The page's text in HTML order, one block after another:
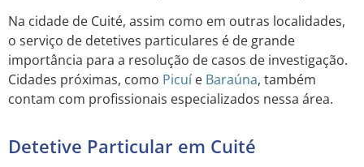
Na cidade de Cuité, assim como em outras localidades,
o serviço de detetives particulares é de grande
importância para a resolução de casos de investigação.
Cidades próximas, como Picuí e Baraúna, também
contam com profissionais especializados nessa área.
Detetive Particular em Cuité